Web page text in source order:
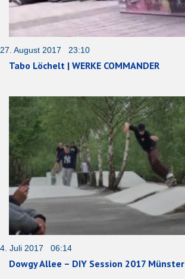
27. August 2017 23:10
Tabo Löchelt | WERKE COMMANDER
4. Juli 2017 06:14
Dowgy Allee – DIY Session 2017 Münster